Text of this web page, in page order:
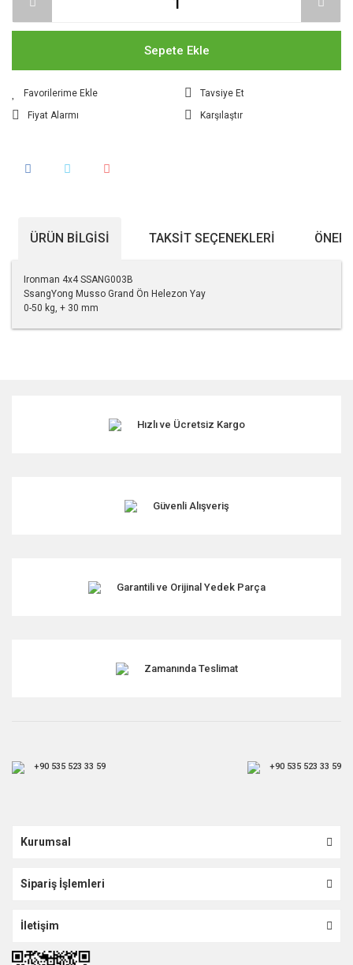
Sepete Ekle
Tavsiye Et
Fiyat Alarmı
Karşılaştır
ÜRÜN BILGISI TAKSIT SEÇENEKLERI
Ironman 4x4 SSANG003B
SsangYong Musso Grand Ön Helezon Yay
0-50 kg, + 30 mm
Ürün resmi kalitesiz, bozuk veya görüntülenemiyor.
Ürün fiyatı diğer sitelerden daha pahalı.
Hızlı ve Ücretsiz Kargo
Güvenli Alışveriş
Garantili ve Orijinal Yedek Parça
Zamanında Teslimat
+90 535 523 33 59 +90 535 523 33 59
Kurumsal
Sipariş İşlemleri
İletişim